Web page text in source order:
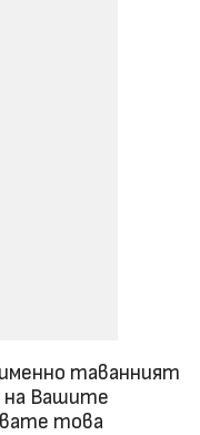
таванният
на Вашите
това